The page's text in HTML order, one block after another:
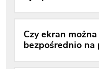
Czy ekran
bezpośrednio na